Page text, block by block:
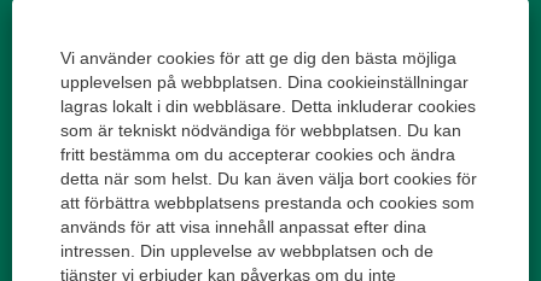
Vi använder cookies för att ge dig den bästa möjliga
upplevelsen på webbplatsen. Dina cookieinställningar
lagras lokalt i din webbläsare. Detta inkluderar cookies
som är tekniskt nödvändiga för webbplatsen. Du kan
fritt bestämma om du accepterar cookies och ändra
detta när som helst. Du kan även välja bort cookies för
att förbättra webbplatsens prestanda och cookies som
används för att visa innehåll anpassat efter dina
intressen. Din upplevelse av webbplatsen och de
tjänster vi erbjuder kan påverkas om du inte
Villkor för användning
Cookie Consent Manager
Ö
Ö
p
p
n
Ö
p
p
n
Ö
p
p
n